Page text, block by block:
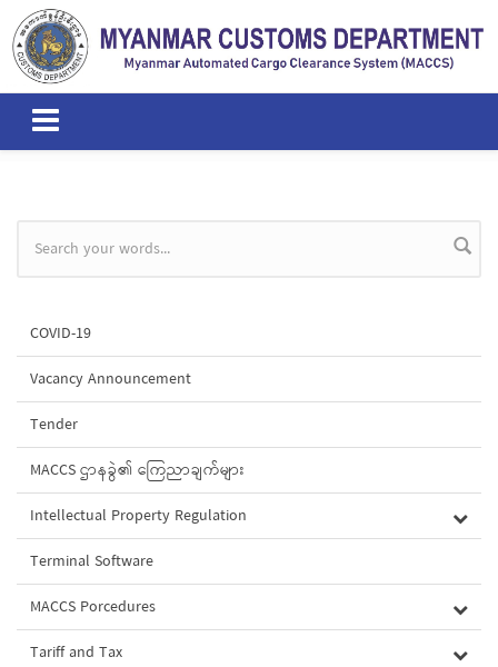
Skip to main content
Search form
COVID-19
Vacancy Announcement
Tender
MACCS ဌာနခွဲ၏ ကြေညာချက်များ
Intellectual Property Regulation
Terminal Software
MACCS Porcedures
Tariff and Tax